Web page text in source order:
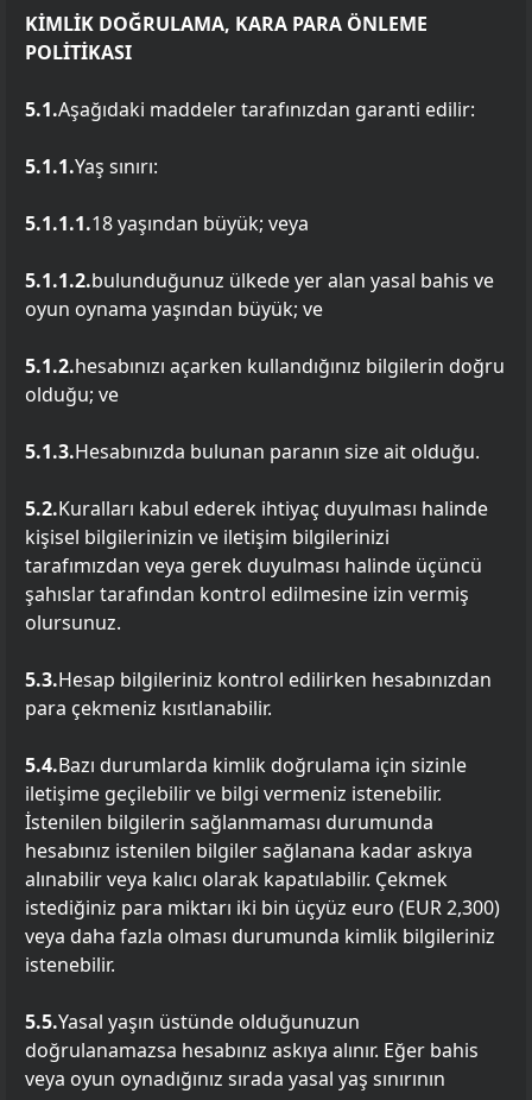
KİMLİK DOĞRULAMA, KARA PARA ÖNLEME
POLİTİKASI
5.1.Aşağıdaki maddeler tarafınızdan garanti edilir:
5.1.1.Yaş sınırı:
5.1.1.1.18 yaşından büyük; veya
5.1.1.2.bulunduğunuz ülkede yer alan yasal bahis ve
oyun oynama yaşından büyük; ve
5.1.2.hesabınızı açarken kullandığınız bilgilerin doğru
olduğu; ve
5.1.3.Hesabınızda bulunan paranın size ait olduğu.
5.2.Kuralları kabul ederek ihtiyaç duyulması halinde
kişisel bilgilerinizin ve iletişim bilgilerinizi
tarafımızdan veya gerek duyulması halinde üçüncü
şahıslar tarafından kontrol edilmesine izin vermiş
olursunuz.
5.3.Hesap bilgileriniz kontrol edilirken hesabınızdan
para çekmeniz kısıtlanabilir.
5.4.Bazı durumlarda kimlik doğrulama için sizinle
iletişime geçilebilir ve bilgi vermeniz istenebilir.
İstenilen bilgilerin sağlanmaması durumunda
hesabınız istenilen bilgiler sağlanana kadar askıya
alınabilir veya kalıcı olarak kapatılabilir. Çekmek
istediğiniz para miktarı iki bin üçyüz euro (EUR 2,300)
veya daha fazla olması durumunda kimlik bilgileriniz
istenebilir.
5.5.Yasal yaşın üstünde olduğunuzun
doğrulanamazsa hesabınız askıya alınır. Eğer bahis
veya oyun oynadığınız sırada yasal yaş sınırının